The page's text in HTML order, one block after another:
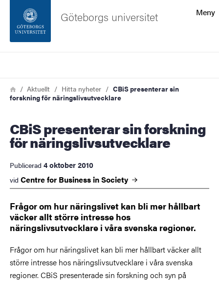
Sidfoten
Om webbplatsen
Meny
Göteborgs universitet
Länkstig
HemAktuellt Hitta nyheter
CBiS presenterar sin
forskning för näringslivsutvecklare
CBiS presenterar sin forskning
för näringslivsutvecklare
Publicerad 4 oktober 2010
vid Centre for Business inSociety
Frågor om hur näringslivet kan bli mer hållbart
väcker allt större intresse hos
näringslivsutvecklare i våra svenska regioner.
Frågor om hur näringslivet kan bli mer hållbart väcker allt
större intresse hos näringslivsutvecklare i våra svenska
regioner. CBiS presenterade sin forskning och syn på